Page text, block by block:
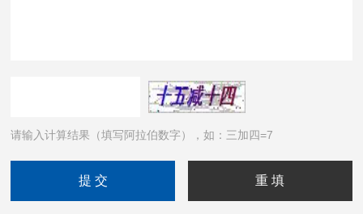
请输入计算结果（填写阿拉伯数字），如：三加四=7